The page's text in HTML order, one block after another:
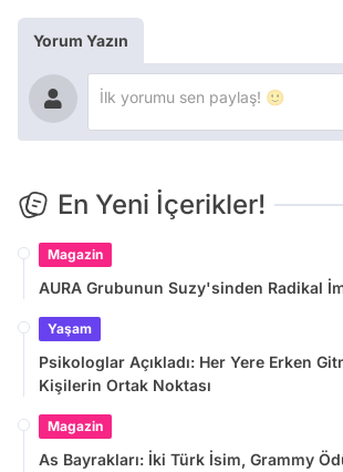
Yorum Yazın
En Yeni İçerikler!
Magazin
AURA Grubunun Suzy'sinden Radikal
Yaşam
Psikologlar Açıkladı: Her Yere Erken
Kişilerin Ortak Noktası
Magazin
As Bayrakları: İki Türk İsim, Grammy